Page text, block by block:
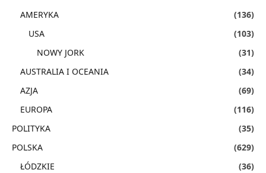
AMERYKA
(136)
USA
(103)
NOWY JORK
(31)
AUSTRALIA I OCEANIA
(34)
AZJA
(69)
EUROPA
(116)
POLITYKA
(35)
POLSKA
(629)
ŁÓDZKIE
(36)